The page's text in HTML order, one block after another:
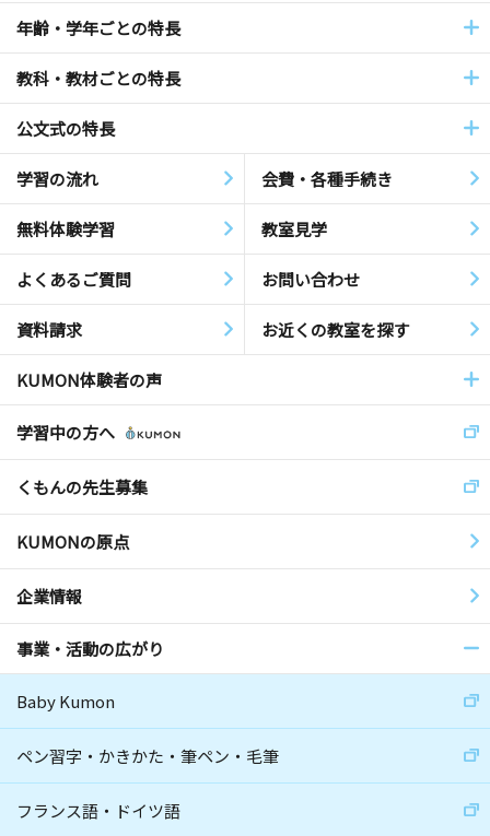
年齢・学年ごとの特長
教科・教材ごとの特長
公文式の特長
学習の流れ 会費・各種手続き
無料体験学習 教室見学
よくあるご質問 お問い合わせ
資料請求 お近くの教室を探す
KUMON体験者の声
学習中の方へ
くもんの先生募集
KUMONの原点
企業情報
事業・活動の広がり
Baby Kumon
ペン習字・かきかた・筆ペン・毛筆
フランス語・ドイツ語